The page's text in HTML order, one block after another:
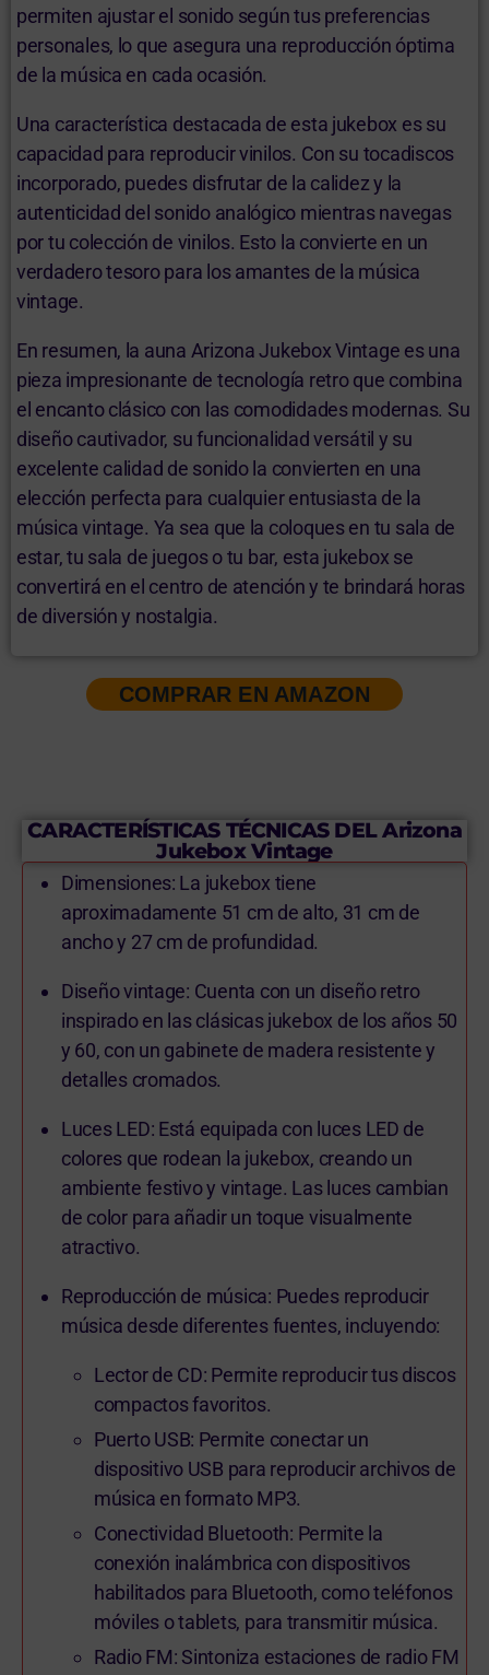
permiten ajustar el sonido según tus preferencias
personales, lo que asegura una reproducción óptima
de la música en cada ocasión.
Una característica destacada de esta jukebox es su
capacidad para reproducir vinilos. Con su tocadiscos
incorporado, puedes disfrutar de la calidez y la
autenticidad del sonido analógico mientras navegas
por tu colección de vinilos. Esto la convierte en un
verdadero tesoro para los amantes de la música
vintage.
En resumen, la auna Arizona Jukebox Vintage es una
pieza impresionante de tecnología retro que combina
el encanto clásico con las comodidades modernas. Su
diseño cautivador, su funcionalidad versátil y su
excelente calidad de sonido la convierten en una
elección perfecta para cualquier entusiasta de la
música vintage. Ya sea que la coloques en tu sala de
estar, tu sala de juegos o tu bar, esta jukebox se
convertirá en el centro de atención y te brindará horas
de diversión y nostalgia.
COMPRAR EN AMAZON
CARACTERÍSTICAS TÉCNICAS DEL Arizona
Jukebox Vintage
Dimensiones: La jukebox tiene
aproximadamente 51 cm de alto, 31 cm de
ancho y 27 cm de profundidad.
Diseño vintage: Cuenta con un diseño retro
inspirado en las clásicas jukebox de los años 50
y 60, con un gabinete de madera resistente y
detalles cromados.
Luces LED: Está equipada con luces LED de
colores que rodean la jukebox, creando un
ambiente festivo y vintage. Las luces cambian
de color para añadir un toque visualmente
atractivo.
Reproducción de música: Puedes reproducir
música desde diferentes fuentes, incluyendo:
Lector de CD: Permite reproducir tus discos
compactos favoritos.
Puerto USB: Permite conectar un
dispositivo USB para reproducir archivos de
música en formato MP3.
Conectividad Bluetooth: Permite la
conexión inalámbrica con dispositivos
habilitados para Bluetooth, como teléfonos
móviles o tablets, para transmitir música.
Radio FM: Sintoniza estaciones de radio FM